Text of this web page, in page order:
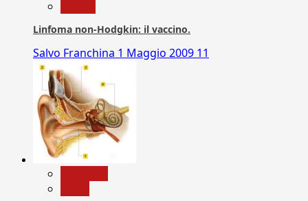
Linfoma non-Hodgkin: il vaccino.
Salvo Franchina 1 Maggio 2009 11